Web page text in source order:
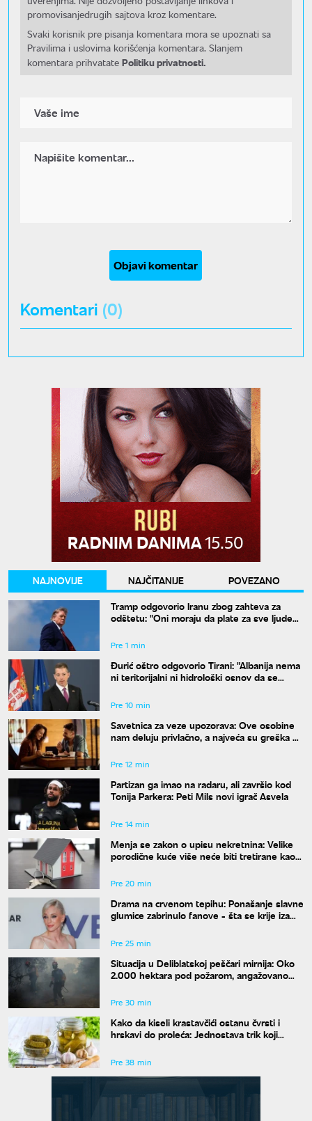
promovisanjedrugih sajtova kroz komentare.
Svaki korisnik pre pisanja komentara mora se upoznati sa
Pravilima i uslovima korišćenja komentara. Slanjem
komentara prihvatate Politiku privatnosti.
Objavi komentar
Komentari (0)
NAJNOVIJE NAJČITANIJE
POVEZANO
Tramp odgovorio Iranu zbog zahteva za
odštetu: "Oni moraju da plate za sve ljude
Pre 1 min
Đurić oštro odgovorio Tirani: "Albanija nema
ni teritorijalni ni hidrološki osnov da se
Pre 10 min
Savetnica za veze upozorava: Ove osobine
nam deluju privlačno, a najveća su greška pri
Pre 12 min
Partizan ga imao na radaru, ali završio kod
Tonija Parkera: Peti Mils novi igrač Asvela
Pre 14 min
Menja se zakon o upisu nekretnina: Velike
porodične kuće više neće biti tretirane kao
Pre 20 min
Drama na crvenom tepihu: Ponašanje slavne
glumice zabrinulo fanove - šta se krije iza
Pre 25 min
Situacija u Deliblatskoj peščari mirnija: Oko
2.000 hektara pod požarom, angažovano
Pre 30 min
Kako da kiseli krastavčići ostanu čvrsti i
hrskavi do proleća: Jednostava trik koji
Pre 38 min